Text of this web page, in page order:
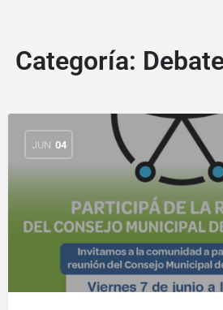
Categoría:
JUN 04